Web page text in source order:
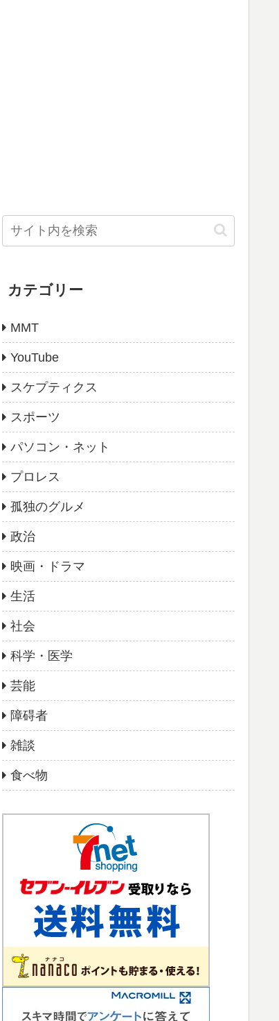
カテゴリー
MMT
YouTube
スケプティクス
スポーツ
パソコン・ネット
プロレス
孤独のグルメ
政治
映画・ドラマ
生活
社会
科学・医学
芸能
障碍者
雑談
食べ物